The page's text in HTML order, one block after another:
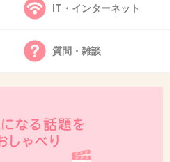
毛やめれば？
IT・インターネット
質問・雑談